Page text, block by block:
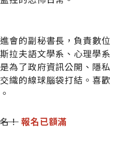
會的副秘書長，負責數位
拉夫語文學系、心理學系
為了政府資訊公開、隱私
織的線球腦袋打結。喜歡
！報名已額滿